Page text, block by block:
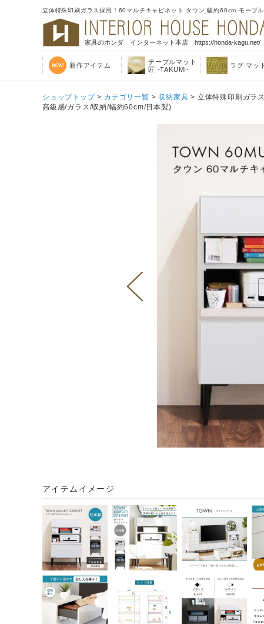
立体特殊印刷ガラス採用！60マルチキャビネット タウン 幅約60cm モー
家具のホンダ インターネット本店 https://honda-kagu.net/
新作アイテム
テーブルマット
匠 -TAKUMI-
ラグ マッ
ショップトップ> カテゴリ一覧 >収納家具 > 立体特殊印刷ガラ
高級感/ガラス/収納/幅約60cm/日本製)
アイテムイメージ